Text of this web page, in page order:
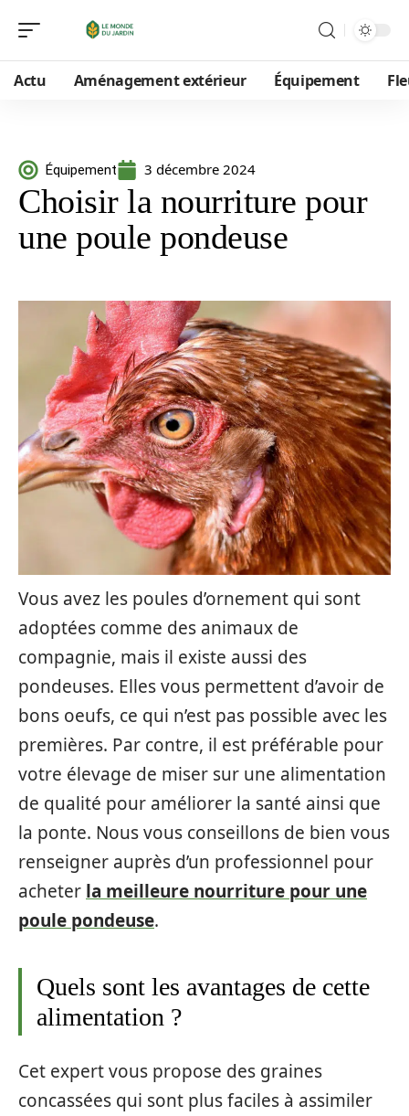
Actu Aménagement extérieur Équipement
Équipement 3 décembre 2024
Choisir la nourriture pour
une poule pondeuse
Vous avez les poules d’ornement qui sont
adoptées comme des animaux de
compagnie, mais il existe aussi des
pondeuses. Elles vous permettent d’avoir de
bons oeufs, ce qui n’est pas possible avec les
premières. Par contre, il est préférable pour
votre élevage de miser sur une alimentation
de qualité pour améliorer la santé ainsi que
la ponte. Nous vous conseillons de bien vous
renseigner auprès d’un professionnel pour
acheter la meilleure nourriture pour une
poule pondeuse.
Quels sont les avantages de cette
alimentation ?
Cet expert vous propose des graines
concassées qui sont plus faciles à assimiler